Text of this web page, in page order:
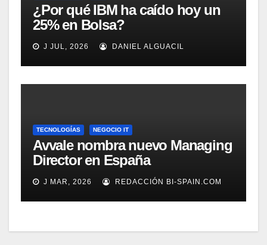
¿Por qué IBM ha caído hoy un
25% en Bolsa?
J JUL, 2026 DANIEL ALGUACIL
TECNOLOGÍAS NEGOCIO IT
Avvale nombra nuevo Managing
Director en España
J MAR, 2026 REDACCIÓN BI-SPAIN.COM